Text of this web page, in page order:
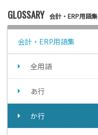
GLOSSARY 会計・ERP用語集
会計・ERP用語集
全用語
あ行
か行